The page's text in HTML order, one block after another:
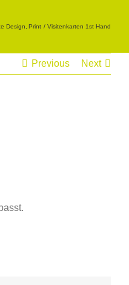
Design Print Visitenkarten 1st Hand
Previous Next